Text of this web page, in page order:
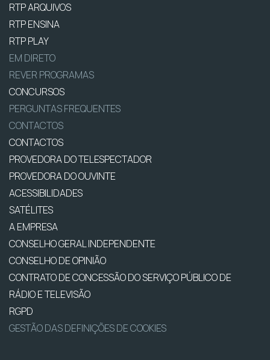
RTP ARQUIVOS
RTP ENSINA
RTP PLAY
EM DIRETO
REVER PROGRAMAS
CONCURSOS
PERGUNTAS FREQUENTES
CONTACTOS
CONTACTOS
PROVEDORA DO TELESPECTADOR
PROVEDORA DO OUVINTE
ACESSIBILIDADES
SATÉLITES
A EMPRESA
CONSELHO GERAL INDEPENDENTE
CONSELHO DE OPINIÃO
CONTRATO DE CONCESSÃO DO SERVIÇO PÚBLICO DE
RÁDIO E TELEVISÃO
RGPD
GESTÃO DAS DEFINIÇÕES DE COOKIES